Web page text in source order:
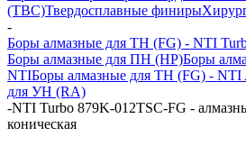
(ТВС)Твердосплавные финиры
-
Боры алмазные для ТН (FG) - NTI
Боры алмазные для ПН (HP)Боры
NTIБоры алмазные для ТН (FG) - NTI
для УН (RA)
-NTI Turbo 879K-012TSC-FG -
коническая